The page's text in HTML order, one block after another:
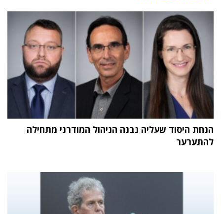
הנחת היסוד שעליה נבנה הניהול המודרני מתחילה
להתערער